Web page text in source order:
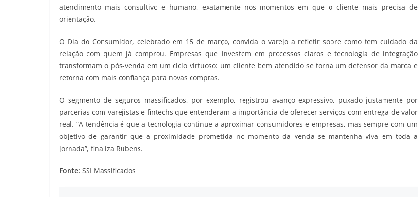
atendimento mais consultivo e humano, exatamente nos momentos em que o cliente mais precisa de
orientação.
O Dia do Consumidor, celebrado em 15 de março, convida o varejo a refletir sobre como tem cuidado da
relação com quem já comprou. Empresas que investem em processos claros e tecnologia de integração
transformam o pós-venda em um ciclo virtuoso: um cliente bem atendido se torna um defensor da marca e
retorna com mais confiança para novas compras.
O segmento de seguros massificados, por exemplo, registrou avanço expressivo, puxado justamente por
parcerias com varejistas e fintechs que entenderam a importância de oferecer serviços com entrega de valor
real. “A tendência é que a tecnologia continue a aproximar consumidores e empresas, mas sempre com um
objetivo de garantir que a proximidade prometida no momento da venda se mantenha viva em toda a
jornada”, finaliza Rubens.
Fonte: SSI Massificados